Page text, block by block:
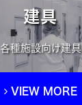
建具
各種施設向け建具
VIEW MORE